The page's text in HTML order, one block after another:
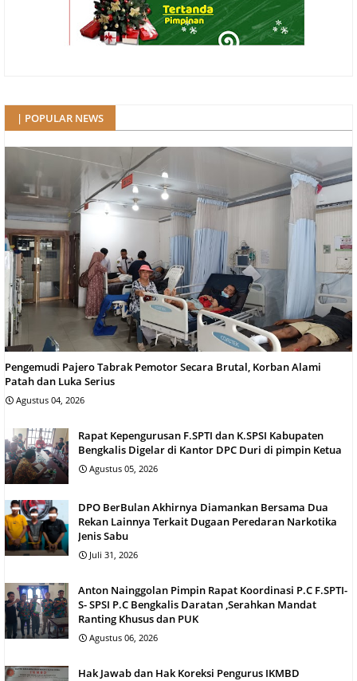
| POPULAR NEWS
Pengemudi Pajero Tabrak Pemotor Secara Brutal, Korban Alami
Patah dan Luka Serius
Agustus 04, 2026
Rapat Kepengurusan F.SPTI dan K.SPSI Kabupaten
Bengkalis Digelar di Kantor DPC Duri di pimpin Ketua
Agustus 05, 2026
DPO BerBulan Akhirnya Diamankan Bersama Dua
Rekan Lainnya Terkait Dugaan Peredaran Narkotika
Jenis Sabu
Juli 31, 2026
Anton Nainggolan Pimpin Rapat Koordinasi P.C F.SPTI-
S- SPSI P.C Bengkalis Daratan ,Serahkan Mandat
Ranting Khusus dan PUK
Agustus 06, 2026
Hak Jawab dan Hak Koreksi Pengurus IKMBD